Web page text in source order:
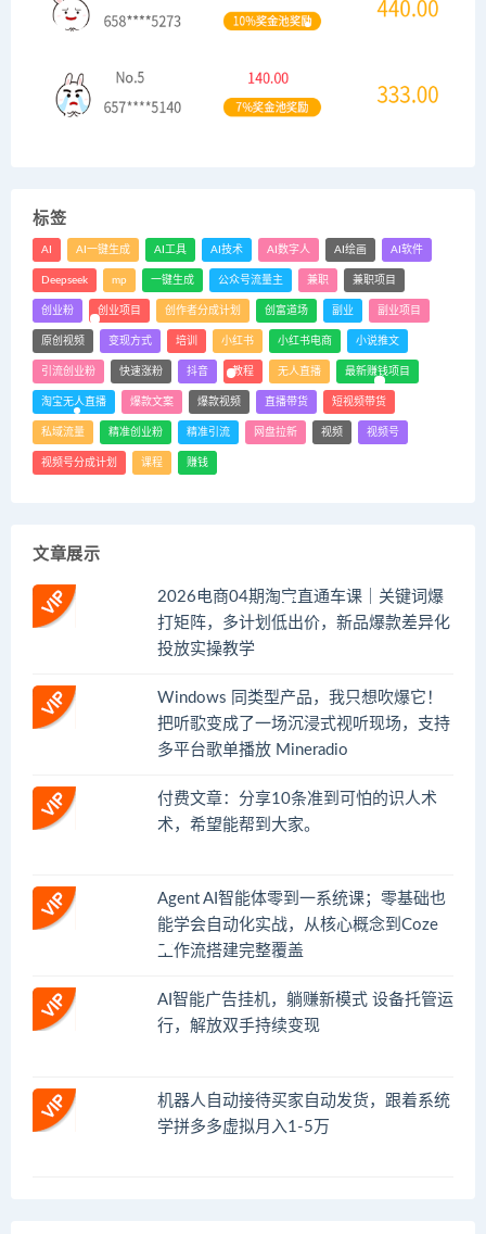
标签
AI AI一键生成 AI工具 AI技术 AI数字人 AI绘画 AI软件
Deepseek mp 一键生成 公众号流量主 兼职 兼职项目
创业粉 创业项目 创作者分成计划 创富道场 副业 副业项目
原创视频 变现方式 培训 小红书 小红书电商 小说推文
引流创业粉 快速涨粉 抖音 教程 无人直播 最新赚钱项目
淘宝无人直播 爆款文案 爆款视频 直播带货 短视频带货
私域流量 精准创业粉 精准引流 网盘拉新 视频 视频号
视频号分成计划 课程 赚钱
文章展示
2026电商04期淘宝直通车课｜关键词爆
打矩阵，多计划低出价，新品爆款差异化
投放实操教学
Windows 同类型产品，我只想吹爆它！
把听歌变成了一场沉浸式视听现场，支持
多平台歌单播放 Mineradio
付费文章：分享10条准到可怕的识人术
术，希望能帮到大家。
Agent AI智能体零到一系统课；零基础也
能学会自动化实战，从核心概念到Coze
工作流搭建完整覆盖
AI智能广告挂机，躺赚新模式 设备托管运
行，解放双手持续变现
机器人自动接待买家自动发货，跟着系统
学拼多多虚拟月入1-5万